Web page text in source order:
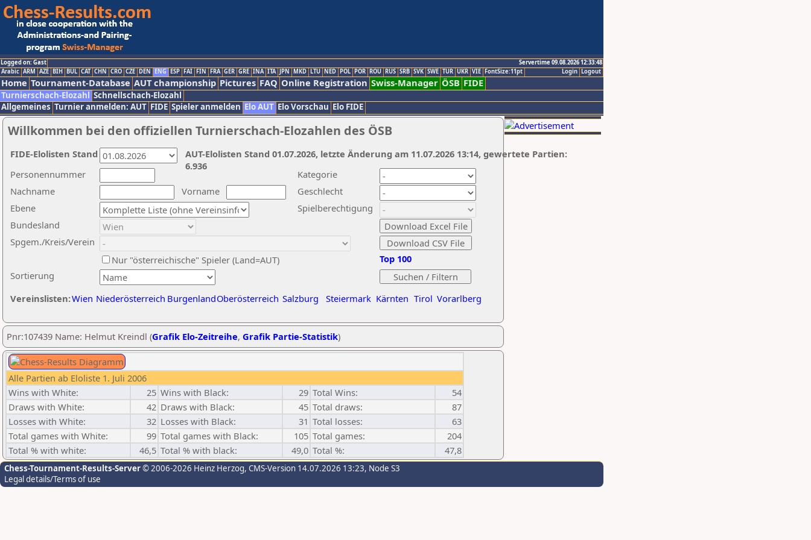
Logged on: Gast
Servertime 09.08.2026 12:33:48
Logout
Login
Arabic ARM AZE BIH BUL CAT CHN CRO CZE DEN ENG ESP FAI FIN FRA GER GRE INA ITA JPN MKD LTU NED POL POR ROU RUS SRB SVK SWE TUR UKR VIE FontSize:11pt
Home Tournament-Database AUT championship Pictures FAQ Online Registration Swiss-Manager ÖSB FIDE
Turnierschach-Elozahl Schnellschach-Elozahl
Allgemeines Turnier anmelden: AUT FIDE Spieler anmelden Elo AUT Elo Vorschau Elo FIDE
Willkommen bei den offiziellen Turnierschach-Elozahlen des ÖSB
Nachname
Vorname
Ebene
Kategorie
Sortierung
Personennummer
Bundesland
Spgem./Kreis/Verein
Geschlecht
Nur "österreichische" Spieler (Land=AUT)
Spielberechtigung
Vereinslisten:Wien Niederösterreich BurgenlandOberösterreich Salzburg Steiermark Kärnten Tirol Vorarlberg
Top 100
AUT-Elolisten Stand 01.07.2026, letzte Änderung am 11.07.2026 13:14, gewertete Partien:
6.936
FIDE-Elolisten Stand
Pnr:107439 Name: Helmut Kreindl (Grafik Elo-Zeitreihe, Grafik Partie-Statistik)
Alle Partien ab Eloliste 1. Juli 2006
Wins with White:
25 Wins with Black: 29 Total Wins:
54
Draws with White:
42 Draws with Black: 45 Total draws:
87
Losses with White:
32 Losses with Black: 31 Total losses:
63
Total games with White:
99 Total games with Black: 105 Total games:
204
Total % with white:
46,5 Total % with black: 49,0 Total %: 47,8
Chess-Tournament-Results-Server© 2006-2026 Heinz Herzog, CMS-Version 14.07.2026 13:23, Node S3
Legal details/Terms of use